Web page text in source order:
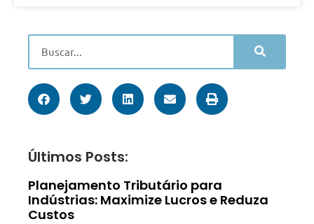
Últimos Posts:
Planejamento Tributário para
Indústrias: Maximize Lucros e Reduza
Custos